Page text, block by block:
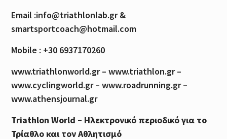
Email :info@triathlonlab.gr &
smartsportcoach@hotmail.com
Mobile : +30 6937170260
www.triathlonworld.gr – www.triathlon.gr –
www.cyclingworld.gr – www.roadrunning.gr –
www.athensjournal.gr
Triathlon World – Ηλεκτρονικό περιοδικό για το
Τρίαθλο και τον Αθλητισμό